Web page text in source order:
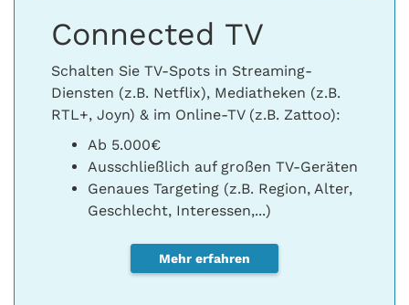
Connected TV
Schalten Sie TV-Spots in Streaming-
Diensten (z.B. Netflix), Mediatheken (z.B.
RTL+, Joyn) & im Online-TV (z.B. Zattoo):
Ab 5.000€
Ausschließlich auf großen TV-Geräten
Genaues Targeting (z.B. Region, Alter,
Geschlecht, Interessen,...)
Mehr erfahren